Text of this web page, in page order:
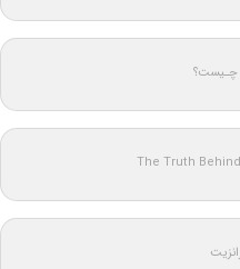
چـیست؟
The Truth